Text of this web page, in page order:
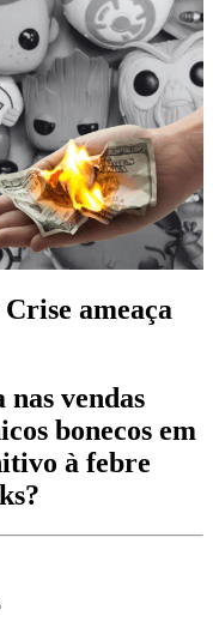
ameaça
vendas
bonecos em
à febre